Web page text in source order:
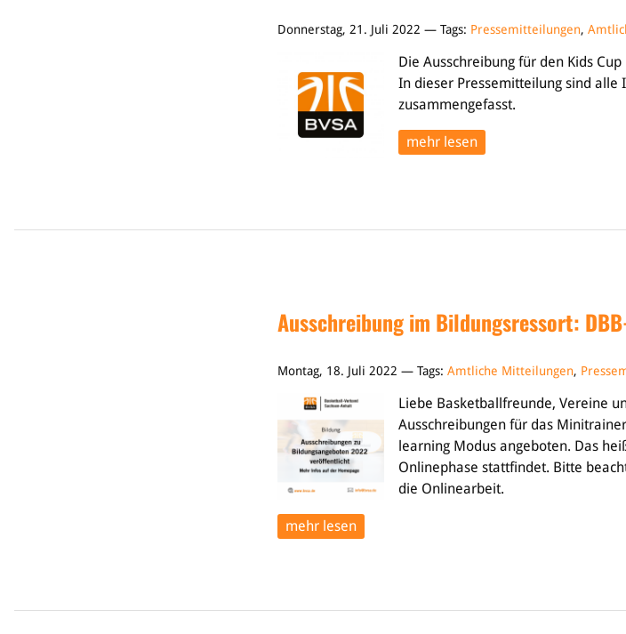
Donnerstag, 21. Juli 2022 — Tags: Pressemitteilungen,
Die Ausschreibung für den Kids
In dieser Pressemitteilung sind
zusammengefasst.
mehr lesen
Ausschreibung im Bildungsressort:
Montag, 18. Juli 2022 — Tags: Amtliche Mitteilungen,
Liebe Basketballfreunde, Vereine
Ausschreibungen für das
learning Modus angeboten. Das
Onlinephase stattfindet. Bitte
die Onlinearbeit.
mehr lesen